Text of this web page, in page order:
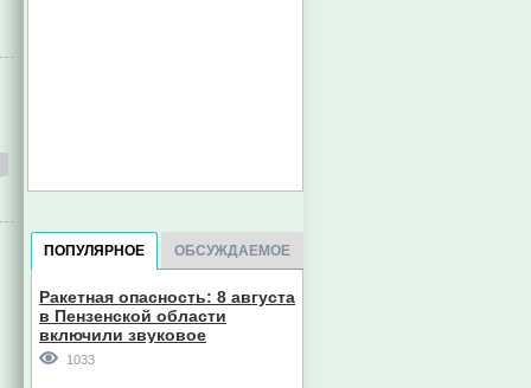
ПОПУЛЯРНОЕ ОБСУЖДАЕМОЕ
Ракетная опасность: 8 августа
в Пензенской области
включили звуковое
оповещение
1033